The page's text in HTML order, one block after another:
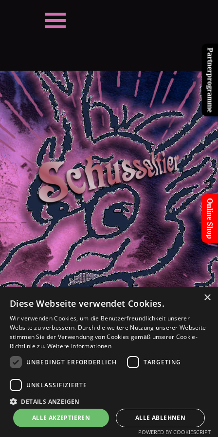
Partnerprogramme
Online Shop
Menü überspringen
IMPRESSUM Datenschutz
Zurück zum Seiteninhalt
×
Diese Webseite verwendet Cookies.
Wir verwenden Cookies, um die Benutzerfreundlichkeit unserer
Website zu verbessern. Durch die weitere Nutzung unserer Webseite
stimmen Sie der Verwendung von Cookies gemäß unserer Cookie-
Richtlinie zu. Weitere Informationen
UNBEDINGT ERFORDERLICH
TARGETING
UNKLASSIFIZIERTE
DETAILS ANZEIGEN
ALLE AKZEPTIEREN
ALLE ABLEHNEN
POWERED BY COOKIESCRIPT